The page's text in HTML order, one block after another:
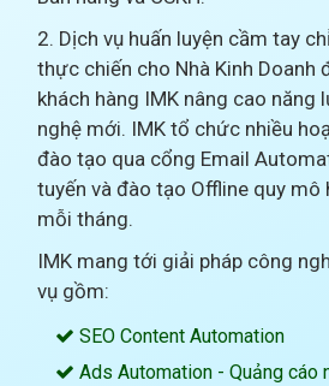
2. Dịch vụ huấn luyện cầm tay
thực chiến cho Nhà Kinh Doanh
khách hàng IMK nâng cao năng
nghệ mới. IMK tổ chức nhiều
đào tạo qua cổng Email
tuyến và đào tạo Offline quy mô
mỗi tháng.
IMK mang tới giải pháp công
vụ gồm:
SEO Content Automation
Ads Automation - Quảng cáo